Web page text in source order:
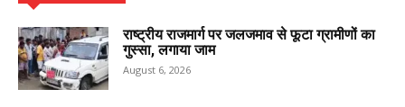
राष्ट्रीय राजमार्ग पर जलजमाव से फूटा ग्रामीणों का
गुस्सा, लगाया जाम
August 6, 2026